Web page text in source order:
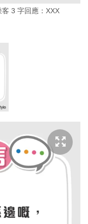
3 字回應：XXX